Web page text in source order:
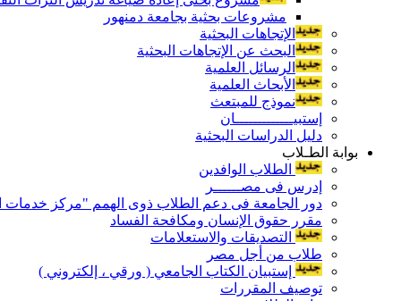
مشروعات بحثية بجامعة دمنهور
الإتجاهات البحثية
البحث عن الإتجاهات البحثية
الرسائل العلمية
الأبحاث العلمية
نموذج للمبتعث
إستبيـــــــــــــان
دليل الدراسات البحثية
بوابة الطـلاب
الطلاب الوافدين
إدرس فى مصــــــر
دور الجامعة فى دعم الطلاب ذوى الهمم "مركز خدمات
مقرر حقوق الإنسان ومكافحة الفساد
التصديقات والاستعلامات
طلاب من أجل مصر
إستبيان الكتاب الجامعي ( ورقي ، إلكتروني )
توصيف المقررات